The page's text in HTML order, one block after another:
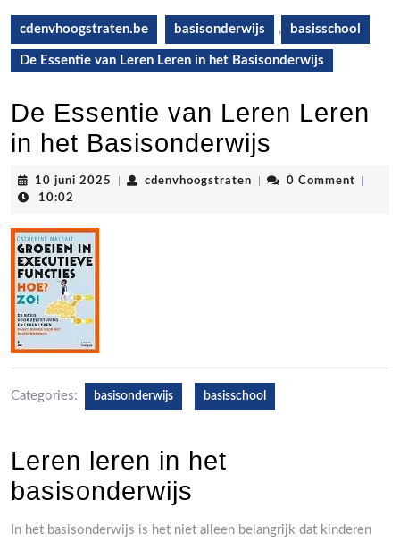
cdenvhoogstraten.be basisonderwijs , basisschool
De Essentie van Leren Leren in het Basisonderwijs
De Essentie van Leren Leren
in het Basisonderwijs
10 juni 2025 10
cdenvhoogstraten cdenvhoogstraten
0 Comment
10:02
Categories: basisonderwijs basisschool
Leren leren in het
basisonderwijs
In het basisonderwijs is het niet alleen belangrijk dat kinderen